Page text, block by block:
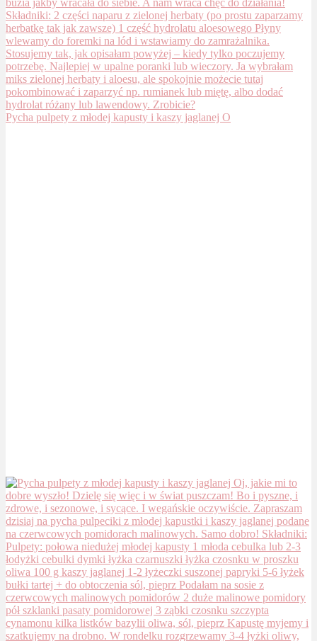
Pycha pulpety z młodej kapusty i kaszy jaglanej O